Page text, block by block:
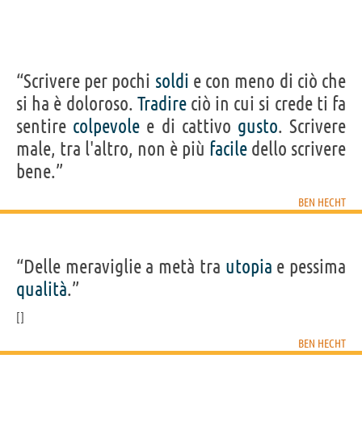
“Scrivere per pochi soldi e con meno di ciò che
si ha è doloroso. Tradireciò in cui si crede ti fa
sentire colpevole e di cattivo gusto. Scrivere
male, tra l'altro, non è più facile dello scrivere
bene.”
BEN HECHT
“Delle meraviglie a metà tra utopia e pessima
qualità.”
BEN HECHT